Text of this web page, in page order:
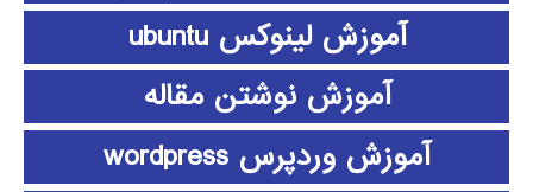
آموزش لینوکس ubuntu
آموزش نوشتن مقاله
آموزش وردپرس wordpress